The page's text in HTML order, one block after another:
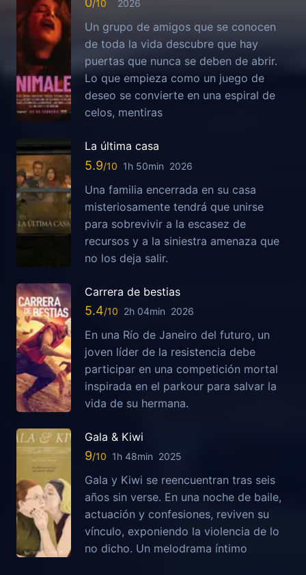
2026
Un grupo de amigos que se conocen
de toda la vida descubre que hay
puertas que nunca se deben de abrir.
Lo que empieza como un juego de
deseo se convierte en una espiral de
celos, mentiras
La última casa
5.9 1h 50min 2026
Una familia encerrada en su casa
misteriosamente tendrá que unirse
para sobrevivir a la escasez de
recursos y a la siniestra amenaza que
no los deja salir.
Carrera de bestias
5.4 2h 04min 2026
En una Río de Janeiro del futuro, un
joven líder de la resistencia debe
participar en una competición mortal
inspirada en el parkour para salvar la
vida de su hermana.
Gala & Kiwi
9 1h 48min 2025
Gala y Kiwi se reencuentran tras seis
años sin verse. En una noche de baile,
actuación y confesiones, reviven su
vínculo, exponiendo la violencia de lo
no dicho. Un melodrama íntimo